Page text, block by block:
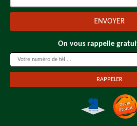
On vous rappelle